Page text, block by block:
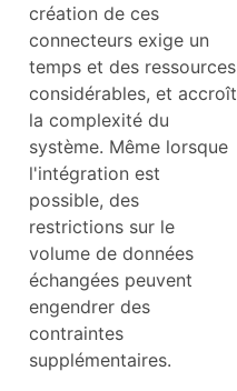
création de ces
connecteurs exige un
temps et des ressources
considérables, et accroît
la complexité du
système. Même lorsque
l'intégration est
possible, des
restrictions sur le
volume de données
échangées peuvent
engendrer des
contraintes
supplémentaires.